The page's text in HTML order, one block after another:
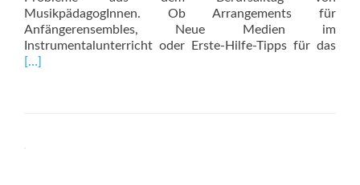
MusikpädagogInnen. Ob Arrangements für
Anfängerensembles, Neue Medien im
Instrumentalunterricht oder Erste-Hilfe-Tipps für das
[…]